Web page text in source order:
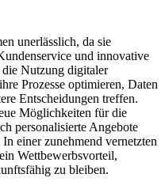
unerlässlich, da sie
und innovative
Nutzung digitaler
Prozesse optimieren, Daten
Entscheidungen treffen.
Möglichkeiten für die
personalisierte Angebote
einer zunehmend vernetzten
Wettbewerbsvorteil,
zu bleiben.